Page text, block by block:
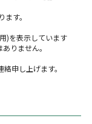
す。
)を表示しています
りません。
申し上げます。